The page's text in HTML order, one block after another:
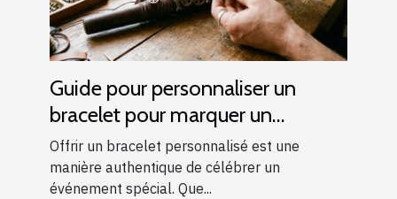
Guide pour personnaliser un
bracelet pour marquer un
événement spécial
Offrir un bracelet personnalisé est une
manière authentique de célébrer un
événement spécial. Que...